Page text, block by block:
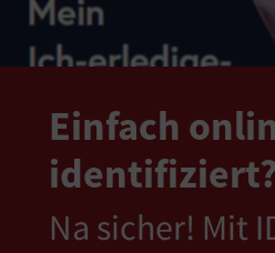
Einfach
identifiziert?
Na sicher! Mit